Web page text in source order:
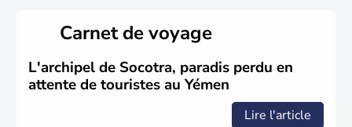
Carnet de voyage
L'archipel de Socotra, paradis perdu en
attente de touristes au Yémen
Lire l'article